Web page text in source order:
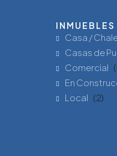
INMUEBLES
Casa /
Casas de
Comercial
En
Local (2)